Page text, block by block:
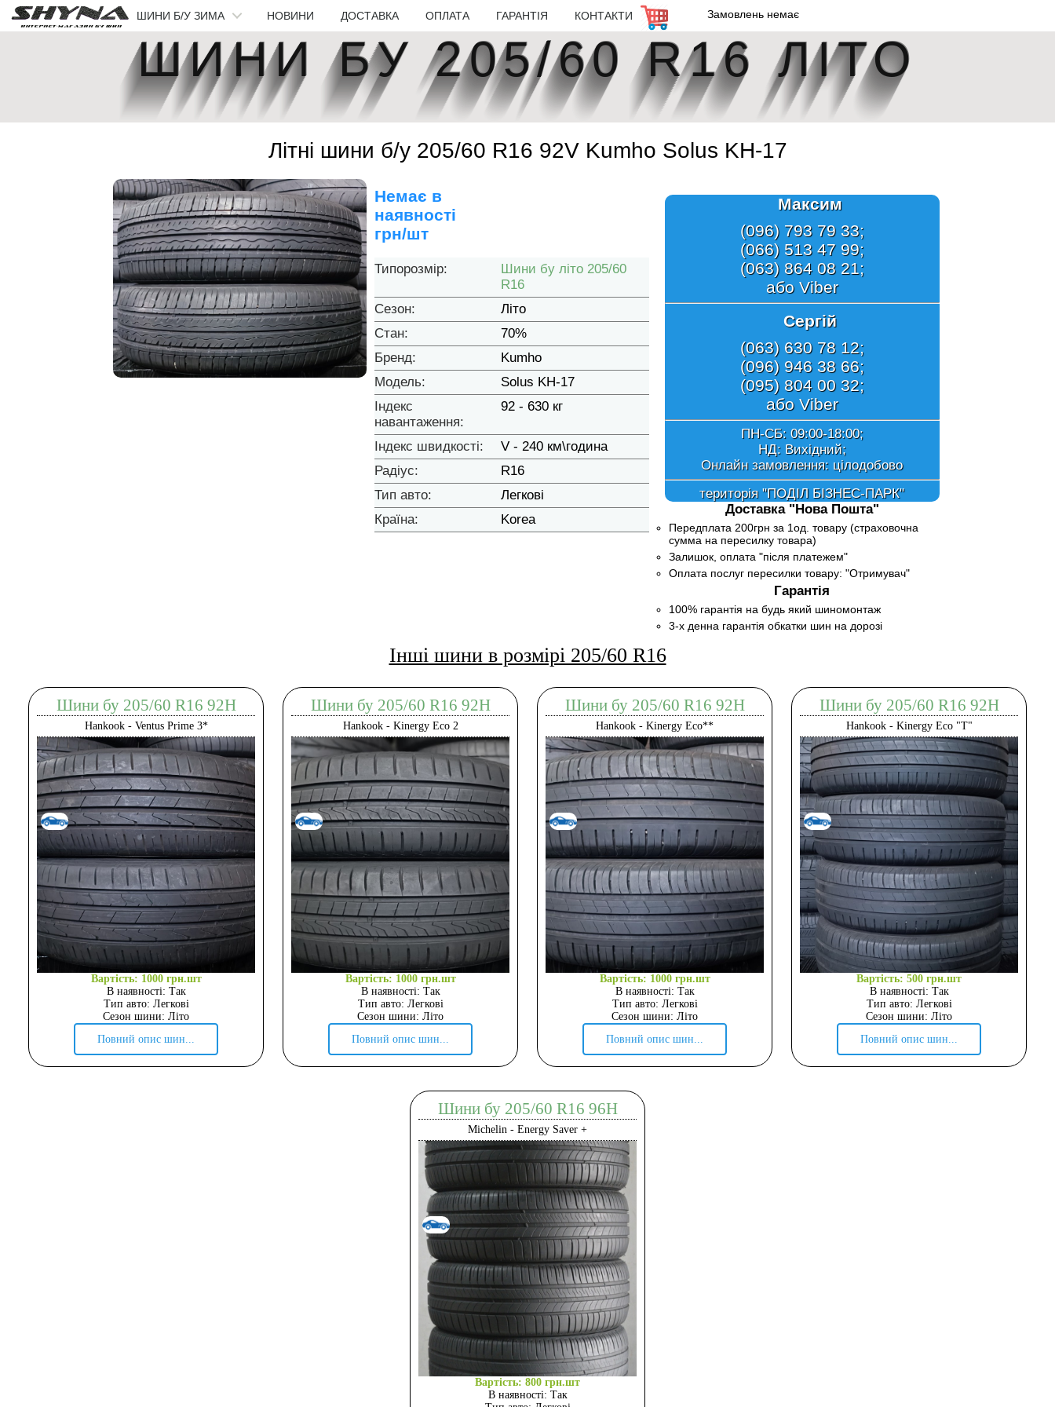
ШИНИ Б/У ЗИМА НОВИНИ ДОСТАВКА ОПЛАТА ГАРАНТІЯ КОНТАКТИ Замовлень немає
ШИНИ БУ 205/60 R16 ЛІТО
Літні шини б/у 205/60 R16 92V Kumho Solus KH-17
Немає в
наявності
грн/шт
Типорозмір:
Шини бу літо 205/60
R16
Сезон:
Літо
Стан:
70%
Бренд:
Kumho
Модель:
Solus KH-17
Індекс
навантаження:
92 - 630 кг
Індекс швидкості:
V - 240 км\година
Радіус:
R16
Тип авто:
Легкові
Країна:
Korea
Максим
(096) 793 79 33;
(066) 513 47 99;
(063) 864 08 21;
або Viber
Сергій
(063) 630 78 12;
(096) 946 38 66;
(095) 804 00 32;
або Viber
ПН-СБ: 09:00-18:00;
НД: Вихідний;
Онлайн замовлення: цілодобово
територія "ПОДІЛ БІЗНЕС-ПАРК"
Доставка "Нова Пошта"
Передплата 200грн за 1од. товару (страховочна
сумма на пересилку товара)
Залишок, оплата "після платежем"
Оплата послуг пересилки товару: "Отримувач"
Гарантія
100% гарантія на будь який шиномонтаж
3-х денна гарантія обкатки шин на дорозі
Інші шини в розмірі 205/60 R16
Шини бу 205/60 R16 92H
Hankook - Ventus Prime 3*
Вартість: 1000 грн.шт
В наявності: Так
Тип авто: Легкові
Сезон шини: Літо
Повний опис шин...
Шини бу 205/60 R16 92H
Hankook - Kinergy Eco 2
Вартість: 1000 грн.шт
В наявності: Так
Тип авто: Легкові
Сезон шини: Літо
Повний опис шин...
Шини бу 205/60 R16 92H
Hankook - Kinergy Eco**
Вартість: 1000 грн.шт
В наявності: Так
Тип авто: Легкові
Сезон шини: Літо
Повний опис шин...
Шини бу 205/60 R16 92H
Hankook - Kinergy Eco "T"
Вартість: 500 грн.шт
В наявності: Так
Тип авто: Легкові
Сезон шини: Літо
Повний опис шин...
Шини бу 205/60 R16 96H
Michelin - Energy Saver +
Вартість: 800 грн.шт
В наявності: Так